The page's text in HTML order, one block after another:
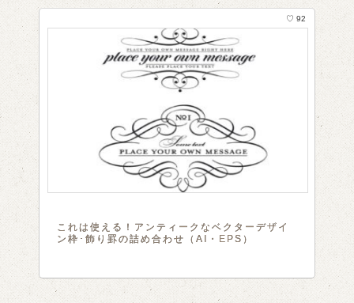
これは使える！アンティークなベクターデザイ
ン枠･飾り罫の詰め合わせ（AI・EPS）
♡ 92